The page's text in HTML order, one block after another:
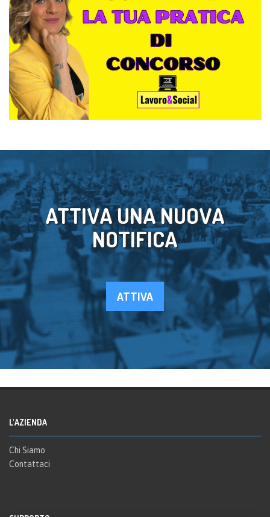
ATTIVA UNA NUOVA
NOTIFICA
ATTIVA
L'AZIENDA
Chi Siamo
Contattaci